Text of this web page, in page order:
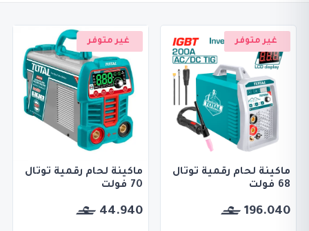
غير متوفر
ماكينة لحام رقمية توتال
68 فولت
196.040
غير متوفر
ماكينة لحام رقمية توتال
70 فولت
44.940